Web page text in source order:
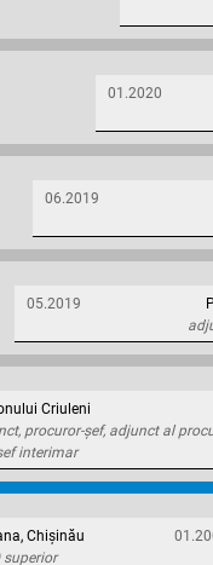
01.2020
06.2019
05.2019
Criuleni
procuror-șef, adjunct al
interimar
Chișinău